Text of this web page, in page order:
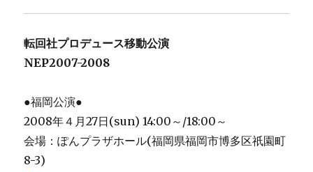
転回社プロデュース移動公演
NEP2007-2008
●福岡公演●
2008年４月27日(sun) 14:00～/18:00～
会場：ぽんプラザホール(福岡県福岡市博多区祇園町
8-3)